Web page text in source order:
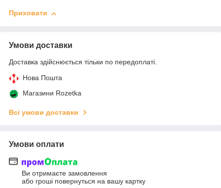
Приховати
Умови доставки
Доставка здійснюється тільки по передоплаті.
Нова Пошта
Магазини Rozetka
Всі умови доставки
Умови оплати
Ви отримаєте замовлення
або гроші повернуться на вашу картку